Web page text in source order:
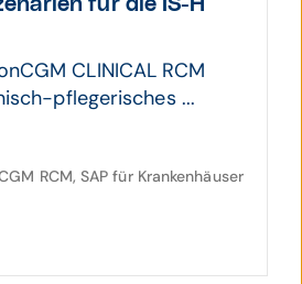
für die IS-H
CLINICAL RCM
pflegerisches ...
RCM, SAP für Krankenhäuser